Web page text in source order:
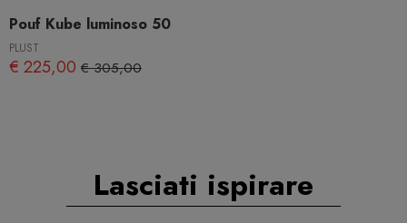
Pouf Kube luminoso 50
PLUST
€ 225,00 € 305,00
Lasciati ispirare